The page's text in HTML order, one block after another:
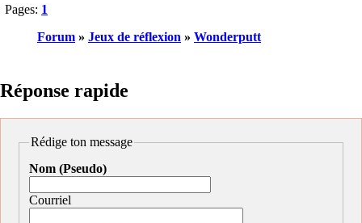
Pages: 1
Forum » Jeux de réflexion » Wonderputt
Réponse rapide
Rédige ton message
Nom (Pseudo)
Courriel